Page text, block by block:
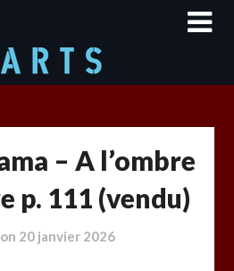
– A l’ombre
p. 111 (vendu)
20 janvier 2026